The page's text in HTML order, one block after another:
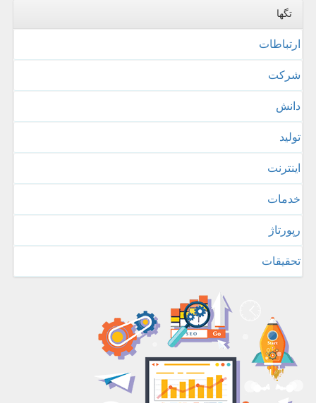
تگها
ارتباطات
شركت
دانش
تولید
اینترنت
خدمات
رپورتاژ
تحقیقات